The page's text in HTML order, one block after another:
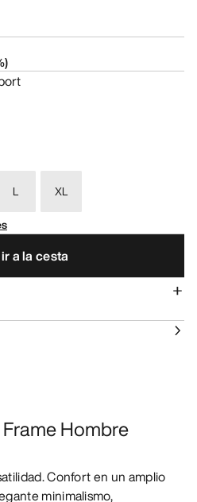
L
XL
a la cesta
Hombre
Confort en un amplio
minimalismo,